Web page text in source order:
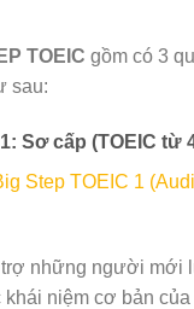
TOEIC gồm có 3
sau:
Sơ cấp (TOEIC từ
những người mới
khái niệm cơ bản